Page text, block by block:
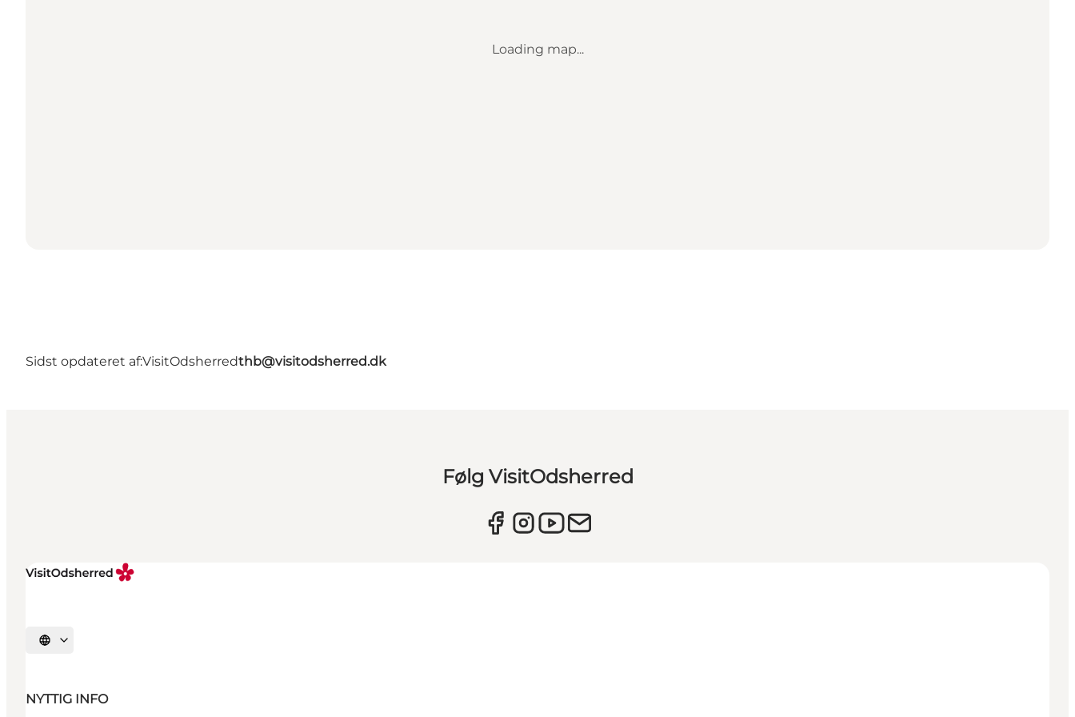
Loading map...
Sidst opdateret af:VisitOdsherredthb@visitodsherred.dk
Følg VisitOdsherred
Vælg sprog
NYTTIG INFO